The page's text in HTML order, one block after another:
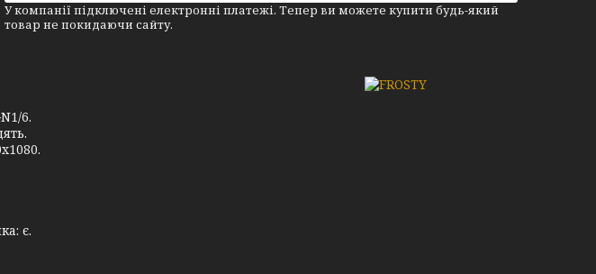
У компанії підключені електронні платежі. Тепер ви можете купити будь-який
товар не покидаючи сайту.
6.
є.